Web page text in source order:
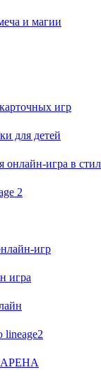
и магии
игр
для детей
онлайн-игра в
2
игр
игра
lineage2
АРЕНА